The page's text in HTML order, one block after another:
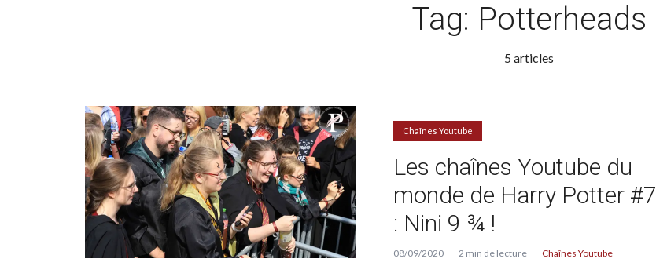
Tag: Potterheads
5 articles
Chaînes Youtube
Les chaînes Youtube du
monde de Harry Potter #7
: Nini 9 ¾ !
08/09/2020 2 min de lecture Chaînes Youtube